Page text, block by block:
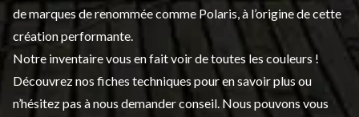
de marques de renommée comme Polaris, à l’origine de cette
création performante.
Notre inventaire vous en fait voir de toutes les couleurs !
Découvrez nos fiches techniques pour en savoir plus ou
n’hésitez pas à nous demander conseil. Nous pouvons vous